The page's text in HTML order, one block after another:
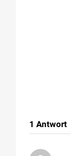
1 Antwort